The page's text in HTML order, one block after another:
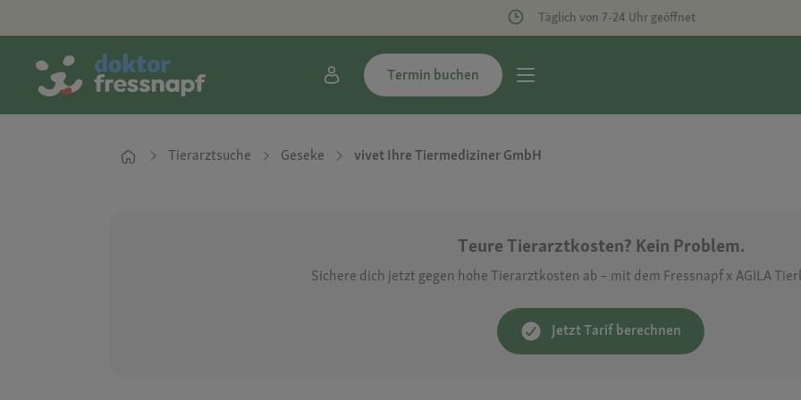
Täglich von 7-24 Uhr geöffnet
Termin buchen
Tierarztsuche Geseke vivet Ihre Tiermediziner GmbH
Teure Tierarztkosten? Kein Problem.
Sichere dich jetzt gegen hohe Tierarztkosten ab – mit dem Fressnapf x AGILA
Jetzt Tarif berechnen